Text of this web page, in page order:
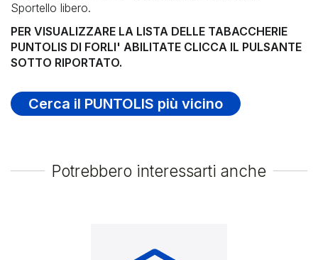
Sportello libero.
PER VISUALIZZARE LA LISTA DELLE TABACCHERIE
PUNTOLIS DI FORLI' ABILITATE CLICCA IL PULSANTE
SOTTO RIPORTATO.
Cerca il PUNTOLIS più vicino
Potrebbero interessarti anche